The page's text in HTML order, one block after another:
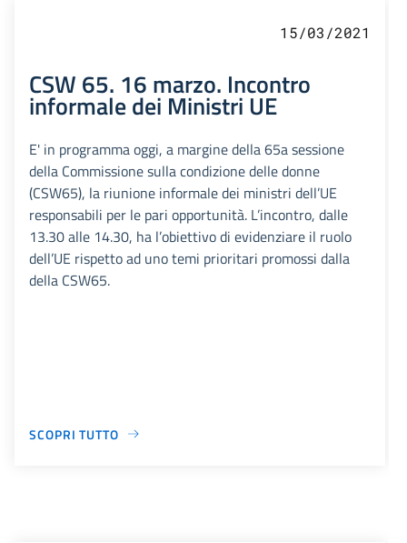
15/03/2021
CSW 65. 16 marzo. Incontro
informale dei Ministri UE
E' in programma oggi, a margine della 65a sessione
della Commissione sulla condizione delle donne
(CSW65), la riunione informale dei ministri dell’UE
responsabili per le pari opportunità. L’incontro, dalle
13.30 alle 14.30, ha l’obiettivo di evidenziare il ruolo
dell’UE rispetto ad uno temi prioritari promossi dalla
della CSW65.
SCOPRI TUTTO